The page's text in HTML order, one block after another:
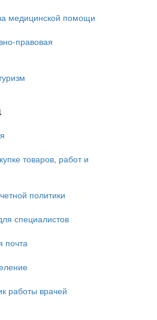
медицинской помощи
правовая
товаров, работ и
политики
специалистов
почта
работы врачей